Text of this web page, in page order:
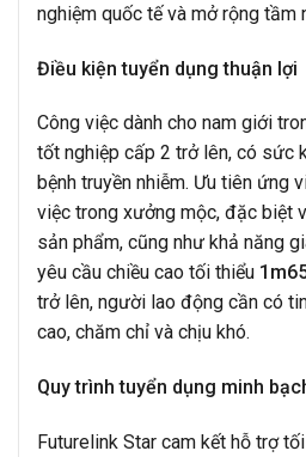
nghiệm quốc tế và mở rộng tầm
Điều kiện tuyển dụng thuận lợi
Công việc dành cho nam giới
tốt nghiệp cấp 2 trở lên, có sức
bệnh truyền nhiễm. Ưu tiên ứng
việc trong xưởng mộc, đặc biệt
sản phẩm, cũng như khả năng
yêu cầu chiều cao tối thiểu
trở lên, người lao động cần có
cao, chăm chỉ và chịu khó.
Quy trình tuyển dụng minh
Futurelink Star cam kết hỗ trợ